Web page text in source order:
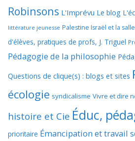
Robinsons L'Imprévu Le blog
littérature jeunesse Palestine Israël et la
d'élèves, pratiques de profs, J. Triguel
Pédagogie de la philosophie
Questions de clique(s) : blogs et sites
écologie syndicalisme Vivre et dire
histoire et Cie Éduc,
prioritaire Émancipation et travail